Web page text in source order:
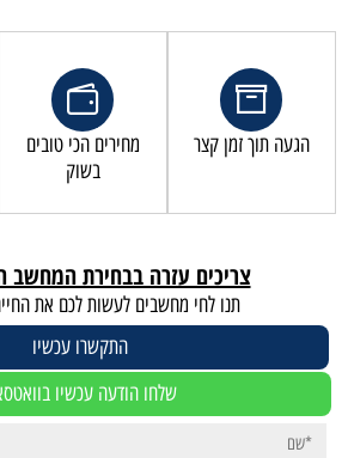
הגעה תוך זמן קצר
מחירים הכי טובים
בשוק
צריכים עזרה בבחירת המחשב
תנו לחי מחשבים לעשות לכם את החיים
התקשרו עכשיו
שלחו הודעה עכשיו בוואטסאפ